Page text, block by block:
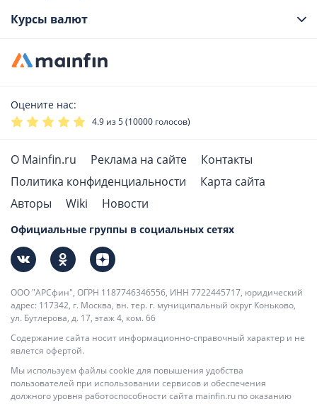
Курсы валют
Оцените нас:
4.9 из 5 (10000 голосов)
О Mainfin.ru Реклама на сайте
Контакты
Политика конфиденциальности
Карта сайта
Авторы
Wiki Новости
ООО "АРСфин", ОГРН 1187746346556, ИНН 7722445717, юридический
адрес: 117342, г. Москва, вн. тер. г. муниципальный округ Коньково,
ул. Бутлерова, д. 17, этаж 4, ком. 66
Содержание сайта носит информационно-справочный характер и не
явлется офертой.
Мы используем файлы cookie для повышения удобства
пользователей при использовании сервисов и обеспечения
должного уровня работоспособности сайта mainfin.ru по оказанию
Официальные группы в социальных сетях